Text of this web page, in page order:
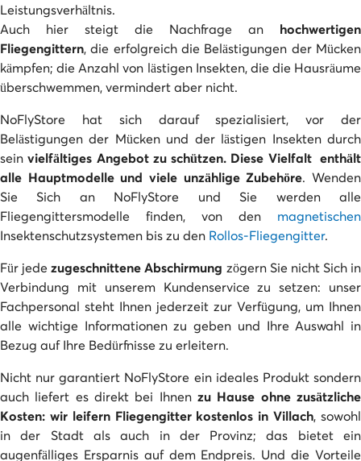
Leistungsverhältnis.
Auch hier steigt die Nachfrage an hochwertigen
Fliegengittern, die erfolgreich die Belästigungen der Mücken
kämpfen; die Anzahl von lästigen Insekten, die die Hausräume
überschwemmen, vermindert aber nicht.
NoFlyStore hat sich darauf spezialisiert, vor der
Belästigungen der Mücken und der lästigen Insekten durch
seinvielfältiges Angebot zu schützen. Diese Vielfalt enthält
alle Hauptmodelle und viele unzählige Zubehöre. Wenden
Sie Sich an NoFlyStore und Sie werden alle
Fliegengittersmodelle finden, von den magnetischen
Insektenschutzsystemen bis zu den Rollos-Fliegengitter.
Für jedezugeschnittene Abschirmung zögern Sie nicht Sich in
Verbindung mit unserem Kundenservice zu setzen: unser
Fachpersonal steht Ihnen jederzeit zur Verfügung, um Ihnen
alle wichtige Informationen zu geben und Ihre Auswahl in
Bezug auf Ihre Bedürfnisse zu erleitern.
Nicht nur garantiert NoFlyStore ein ideales Produkt sondern
auch liefert es direkt bei Ihnen zu Hause ohne zusätzliche
Kosten: wir leifern Fliegengitter kostenlos in Villach, sowohl
in der Stadt als auch in der Provinz; das bietet ein
augenfälliges Ersparnis auf dem Endpreis. Und die Vorteile